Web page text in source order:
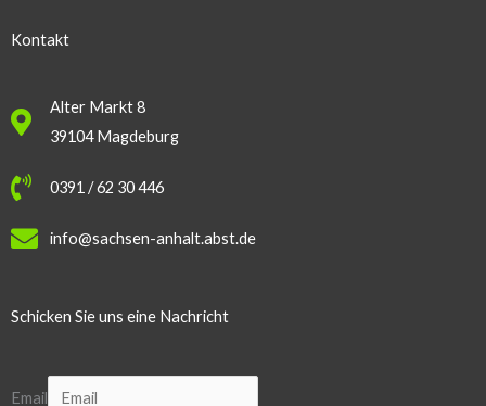
Kontakt
Alter Markt 8
39104 Magdeburg
0391 / 62 30 446
info@sachsen-anhalt.abst.de
Schicken Sie uns eine Nachricht
Email